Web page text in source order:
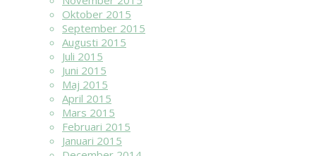
Oktober 2015
September 2015
Augusti 2015
Juli 2015
Juni 2015
Maj 2015
April 2015
Mars 2015
Februari 2015
Januari 2015